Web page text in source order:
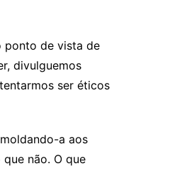
ponto de vista de
divulguemos
ser éticos
a aos
não. O que